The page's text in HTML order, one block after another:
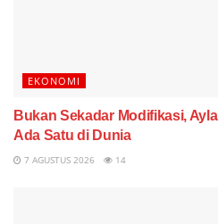
EKONOMI
Bukan Sekadar Modifikasi,
Ada Satu di Dunia
7 AGUSTUS 2026 14